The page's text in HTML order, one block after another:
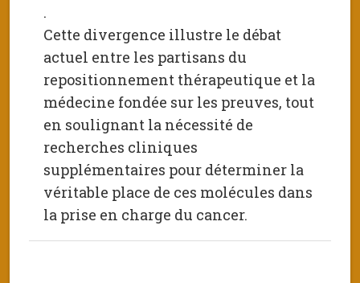
.
Cette divergence illustre le débat
actuel entre les partisans du
repositionnement thérapeutique et la
médecine fondée sur les preuves, tout
en soulignant la nécessité de
recherches cliniques
supplémentaires pour déterminer la
véritable place de ces molécules dans
la prise en charge du cancer.